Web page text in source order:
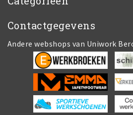
Contactgegevens
Andere webshops van Uniwork